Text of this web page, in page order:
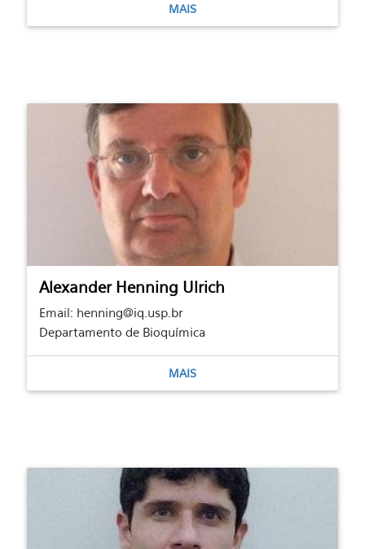
MAIS
Alexander Henning Ulrich
Email: henning@iq.usp.br
Departamento de Bioquímica
MAIS